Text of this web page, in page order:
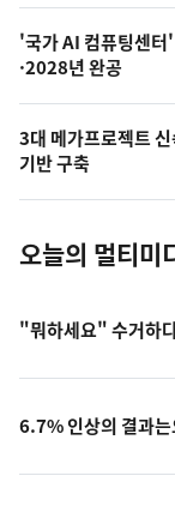
오
의
사
진
'국가 AI 컴퓨팅센
·2028년 완공
3대 메가프로젝트
기반 구축
오늘의 멀티미
"뭐하세요" 수거하
6.7% 인상의 결과는